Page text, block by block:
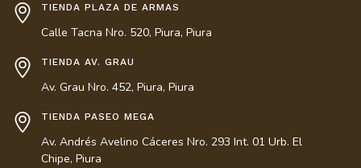
TIENDA PLAZA DE ARMAS
Calle Tacna Nro. 520, Piura, Piura
TIENDA AV. GRAU
Av. Grau Nro. 452, Piura, Piura
TIENDA PASEO MEGA
Av. Andrés Avelino Cáceres Nro. 293 Int. 01 Urb. El
Chipe, Piura